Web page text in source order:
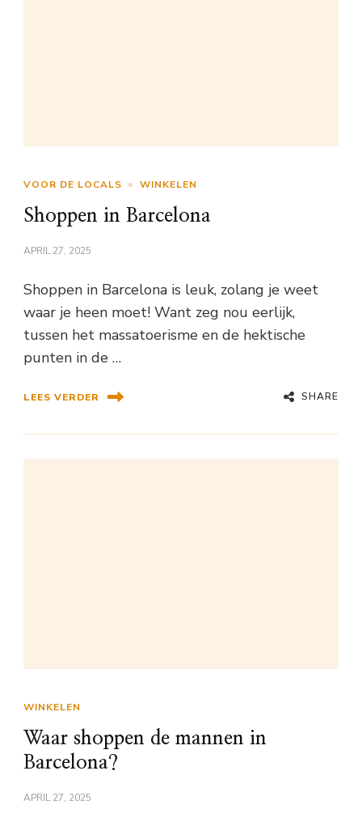
VOOR DE LOCALS WINKELEN
Shoppen in Barcelona
APRIL 27, 2025
Shoppen in Barcelona is leuk, zolang je weet
waar je heen moet! Want zeg nou eerlijk,
tussen het massatoerisme en de hektische
punten in de …
LEES VERDER SHARE
WINKELEN
Waar shoppen de mannen in
Barcelona?
APRIL 27, 2025